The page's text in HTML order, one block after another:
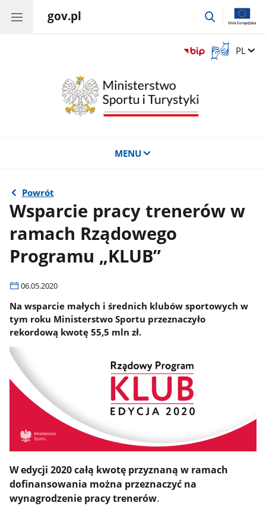
gov.pl
przejdź
Otwórz
okno
Zmień
PL
MENU
Powrót
Wsparcie pracy trenerów w
ramach Rządowego
Programu „KLUB”
06.05.2020
Na wsparcie małych i średnich klubów sportowych w
tym roku Ministerstwo Sportu przeznaczyło
rekordową kwotę 55,5 mln zł.
W edycji 2020 całą kwotę przyznaną w ramach
dofinansowania można przeznaczyć na
wynagrodzenie pracy trenerów.